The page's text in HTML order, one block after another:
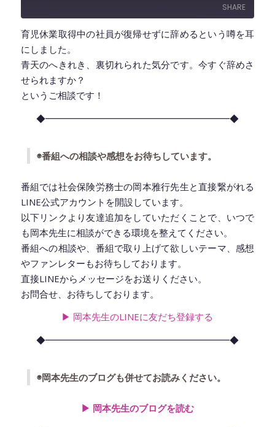
SHARE
SHARE
LINK
育児休業取得中の社員が復帰せずに辞めるという噂を耳
にしました。
青天のへきれき、裏切れられた気分です。今すぐ辞めさ
せられますか？
というご相談です！
◆━━━━━━━━━━━━━━━━━━━━◆
◉番組への相談や感想をお待ちしています。
番組では社会保険労務士の岡本雅行先生と直接繋がれる
LINE公式アカウントを開設しています。
以下リンクより友達追加をしていただくことで、いつで
も岡本先生に相談ができる環境を整えてください。
番組への相談や、番組で取り上げて欲しいテーマ、感想
やファンレターもお待ちしております。
直接LINEからメッセージをお送りください。
お問合せ、お待ちしております。
▶︎ 岡本先生のLINEに友だち登録する
◆━━━━━━━━━━━━━━━━━━━━◆
◉岡本先生のブログも併せてお読みください。
▶︎ 岡本先生のブログを読む